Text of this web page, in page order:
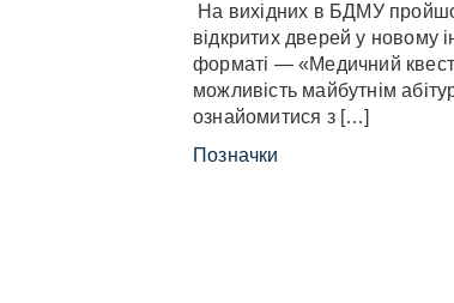
На вихідних в БДМУ
відкритих дверей у новому
форматі — «Медичний
можливість майбутнім
ознайомитися з […]
Позначки